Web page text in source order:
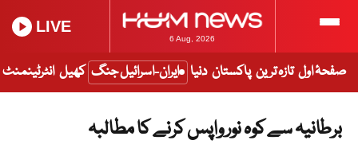
6 Aug, 2026
LIVE
صفحۂ اول تازہ ترین پاکستان دنیا ایران-اسرائیل جنگ کھیل انٹرٹینمنٹ
برطانیہ سے کوہ نور واپس کرنے کا مطالبہ